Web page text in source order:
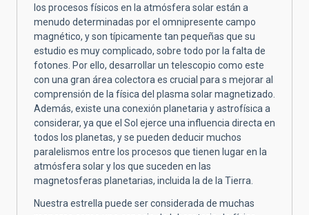
los procesos físicos en la atmósfera solar están a
menudo determinadas por el omnipresente campo
magnético, y son típicamente tan pequeñas que su
estudio es muy complicado, sobre todo por la falta de
fotones. Por ello, desarrollar un telescopio como este
con una gran área colectora es crucial para s mejorar al
comprensión de la física del plasma solar magnetizado.
Además, existe una conexión planetaria y astrofísica a
considerar, ya que el Sol ejerce una influencia directa en
todos los planetas, y se pueden deducir muchos
paralelismos entre los procesos que tienen lugar en la
atmósfera solar y los que suceden en las
magnetosferas planetarias, incluida la de la Tierra.
Nuestra estrella puede ser considerada de muchas